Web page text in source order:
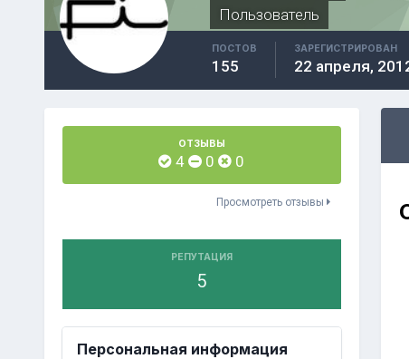
Пользователь
ПОСТОВ
155
ЗАРЕГИСТРИРОВАН
22 апреля,
ОТЗЫВЫ
4 0 0
Просмотреть отзывы
РЕПУТАЦИЯ
5
Персональная информация